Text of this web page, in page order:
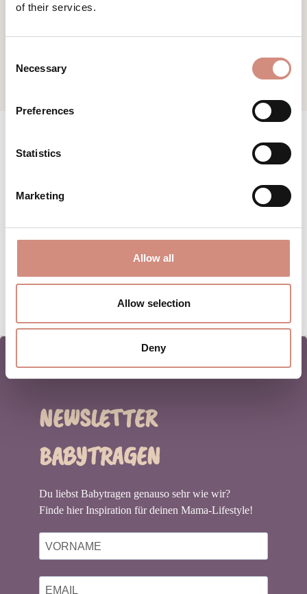
of their services.
Selection
Necessary
Preferences
Statistics
Marketing
Allow all
Allow selection
Deny
NEWSLETTER
BABYTRAGEN
Du liebst Babytragen genauso sehr wie wir?
Finde hier Inspiration für deinen Mama-Lifestyle!